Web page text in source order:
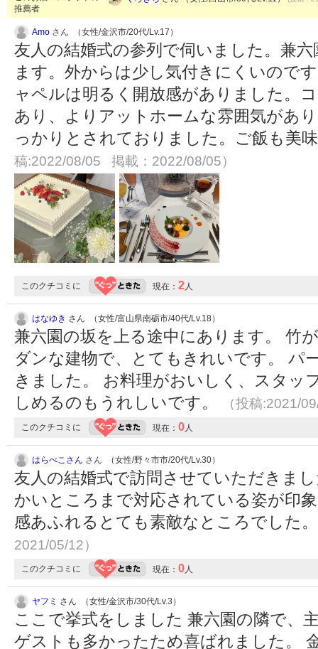
推薦者
Amo さん （女性/金沢市/20代/Lv.17）
友人の結婚式の参列で伺いました。兼
ます。外からは少し気付きにくいので
ャペルは明るく開放感がありました。
あり、よりアットホームな雰囲気があ
っかりとされておりました。ご飯も美
稿:2022/08/05 掲載：2022/08/05）
このクチコミに 現在： 2人
はなゆき さん （女性/富山県南砺市/40代/Lv.18）
兼六園の坂を上る途中にあります。 竹
ダンな建物で、とてもきれいです。 パ
きました。 お料理がおいしく、スタッ
しめるのもうれしいです。
（投稿:2021/
このクチコミに 現在： 0人
はらぺこさん さん （女性/野々市市/20代/Lv.30）
友人の結婚式で訪問させていただきま
かいところまで対応されている姿が印
感あふれるとても素敵なところでした
2021/05/12）
このクチコミに 現在： 0人
ヤフミ さん （女性/金沢市/30代/Lv.3）
ここで挙式をしました 兼六園の隣で、
ゲストも多かったため喜ばれました。